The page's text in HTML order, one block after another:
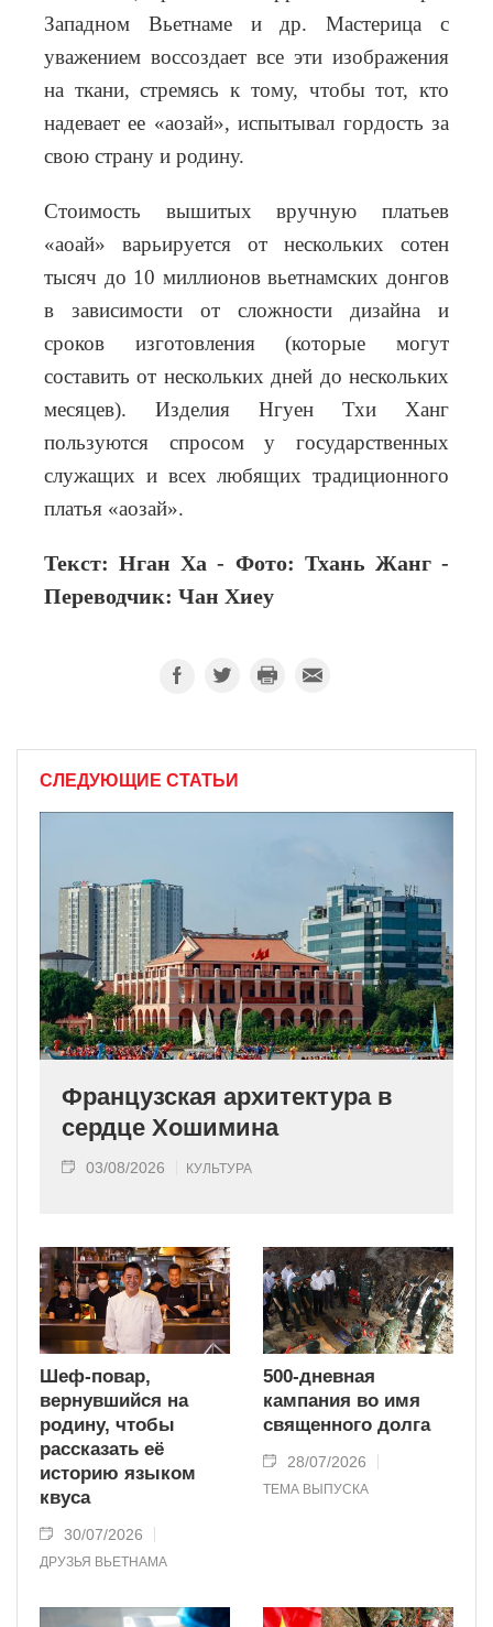
Западном Вьетнаме и др. Мастерица с
уважением воссоздает все эти изображения
на ткани, стремясь к тому, чтобы тот, кто
надевает ее «аозай», испытывал гордость за
свою страну и родину.
Стоимость вышитых вручную платьев
«аоай» варьируется от нескольких сотен
тысяч до 10 миллионов вьетнамских донгов
в зависимости от сложности дизайна и
сроков изготовления (которые могут
составить от нескольких дней до нескольких
месяцев). Изделия Нгуен Тхи Ханг
пользуются спросом у государственных
служащих и всех любящих традиционного
платья «аозай».
Текст: Нган Ха - Фото: Тхань Жанг -
Переводчик: Чан Хиеу
СЛЕДУЮЩИЕ СТАТЬИ
Французская архитектура в
сердце Хошимина
03/08/2026 КУЛЬТУРА
Шеф-повар,
вернувшийся на
родину, чтобы
рассказать её
историю языком
квуса
30/07/2026
ДРУЗЬЯ ВЬЕТНАМА
500-дневная
кампания во имя
священного долга
28/07/2026
ТЕМА ВЫПУСКА